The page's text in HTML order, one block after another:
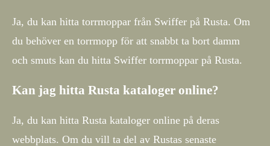
Ja, du kan hitta torrmoppar från Swiffer på Rusta. Om
du behöver en torrmopp för att snabbt ta bort damm
och smuts kan du hitta Swiffer torrmoppar på Rusta.
Kan jag hitta Rusta kataloger online?
Ja, du kan hitta Rusta kataloger online på deras
webbplats. Om du vill ta del av Rustas senaste